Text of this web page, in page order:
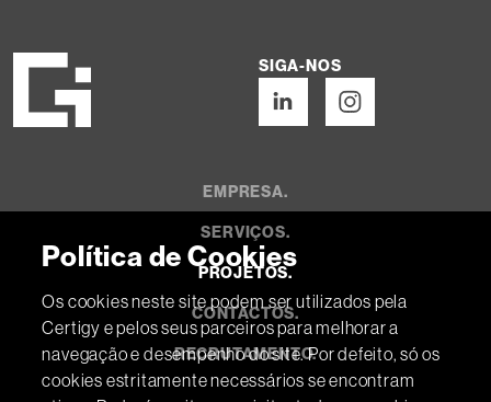
EMPRESA.
SERVIÇOS.
PROJETOS.
CONTACTOS.
RECRUTAMENTO.
SIGA-NOS
Política de Cookies
Os cookies neste site podem ser utilizados pela
Certigy e pelos seus parceiros para melhorar a
navegação e desempenho do site. Por defeito, só os
cookies estritamente necessários se encontram